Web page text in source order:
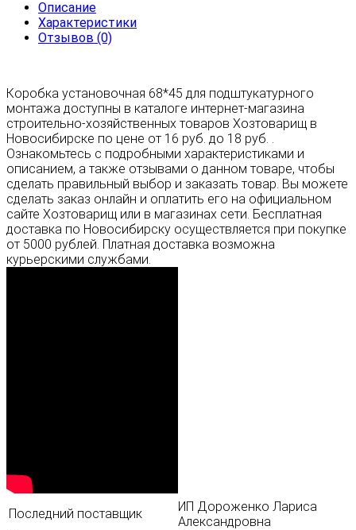
Описание
Характеристики
Отзывов (0)
Коробка установочная 68*45 для подштукатурного
монтажа доступны в каталоге интернет-магазина
строительно-хозяйственных товаров Хозтоварищ в
Новосибирске по цене от 16 руб. до 18 руб. .
Ознакомьтесь с подробными характеристиками и
описанием, а также отзывами о данном товаре, чтобы
сделать правильный выбор и заказать товар. Вы можете
сделать заказ онлайн и оплатить его на официальном
сайте Хозтоварищ или в магазинах сети. Бесплатная
доставка по Новосибирску осуществляется при покупке
от 5000 рублей. Платная доставка возможна
курьерскими службами.
Последний поставщик
ИП Дороженко Лариса
Александровна